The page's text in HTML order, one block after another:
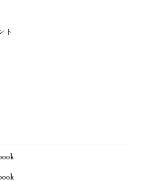
ト